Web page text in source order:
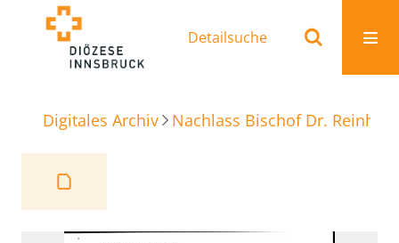
Detailsuche
Digitales Archiv Nachlass Bischof Dr.